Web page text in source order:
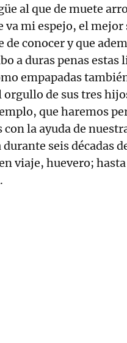
al que de muete
va mi espejo, el mejor
de conocer y que
a duras penas estas
empapadas
de sus tres
que haremos
con la ayuda de
seis décadas
viaje, huevero; hasta